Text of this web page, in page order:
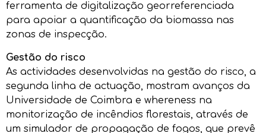
ferramenta de digitalização georreferenciada
para apoiar a quantificação da biomassa nas
zonas de inspecção.
Gestão do risco
As actividades desenvolvidas na gestão do risco, a
segunda linha de actuação, mostram avanços da
Universidade de Coimbra e whereness na
monitorização de incêndios florestais, através de
um simulador de propagação de fogos, que prevê